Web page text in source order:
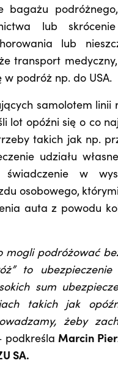
bagażu
lub
lub
transport
w podróż np. do USA.
samolotem
lot opóźni się o co
takich jak np.
udziału
w
osobowego,
auta z powodu
mogli podróżować
to
sum
takich jak
żeby
podkreślaMarcin
SA.